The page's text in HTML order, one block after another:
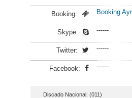
Booking: Booking
Skype: ------
Twitter: ------
Facebook: ------
Discado Nacional: (011)